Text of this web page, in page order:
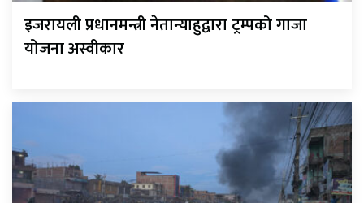
इजरायली प्रधानमन्त्री नेतान्याहुद्वारा ट्रम्पको गाजा
योजना अस्वीकार